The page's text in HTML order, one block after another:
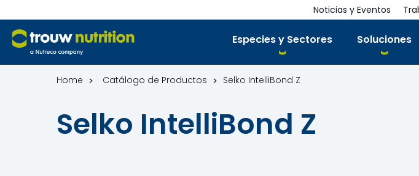
Especies y Sectores Soluciones
Noticias y Eventos
Home Catálogo de Productos Selko IntelliBond Z
Selko IntelliBond Z